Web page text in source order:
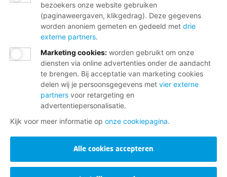
bezoekers onze website gebruiken
(paginaweergaven, klikgedrag). Deze gegevens
worden anoniem gemeten en gedeeld met drie
externe partners.
Marketing cookies: worden gebruikt om onze
diensten via online advertenties onder de aandacht
te brengen. Bij acceptatie van marketing cookies
delen wij je persoonsgegevens met vier externe
partners voor retargeting en
advertentiepersonalisatie.
Kijk voor meer informatie op onze cookiepagina.
Alle cookies accepteren